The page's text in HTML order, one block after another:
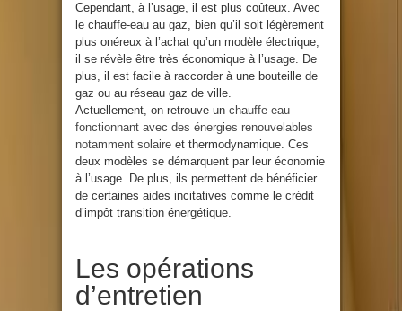
Cependant, à l’usage, il est plus coûteux. Avec
le chauffe-eau au gaz, bien qu’il soit légèrement
plus onéreux à l’achat qu’un modèle électrique,
il se révèle être très économique à l’usage. De
plus, il est facile à raccorder à une bouteille de
gaz ou au réseau gaz de ville.
Actuellement, on retrouve un chauffe-eau
fonctionnant avec des énergies renouvelables
notamment solaire et thermodynamique. Ces
deux modèles se démarquent par leur économie
à l’usage. De plus, ils permettent de bénéficier
de certaines aides incitatives comme le crédit
d’impôt transition énergétique.
Les opérations
d’entretien